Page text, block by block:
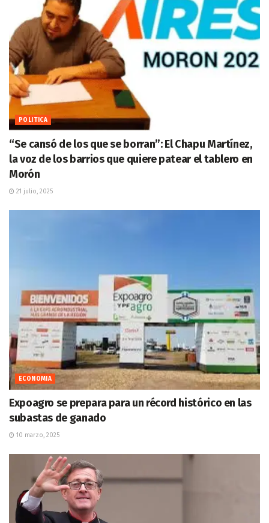
POLITICA
“Se cansó de los que se borran”: El Chapu Martínez,
la voz de los barrios que quiere patear el tablero en
Morón
21 julio, 2025
ECONOMIA
Expoagro se prepara para un récord histórico en las
subastas de ganado
10 marzo, 2025